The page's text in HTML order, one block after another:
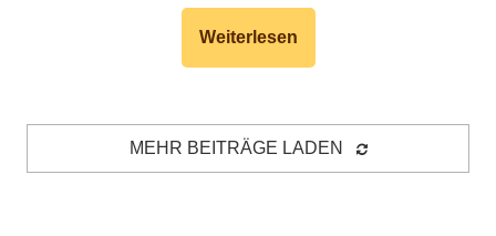
Weiterlesen
MEHR BEITRÄGE LADEN